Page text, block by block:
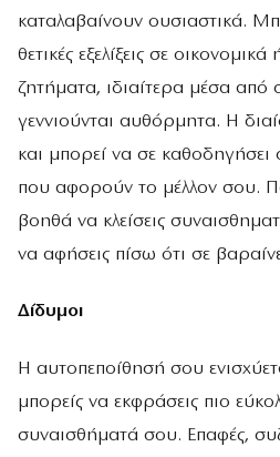
καταλαβαίνουν ουσιαστικά.
θετικές εξελίξεις σε
ζητήματα, ιδιαίτερα μέσα από
γεννιούνται αυθόρμητα. Η
και μπορεί να σε
που αφορούν το μέλλον σου.
βοηθά να κλείσεις
να αφήσεις πίσω ότι σε
Δίδυμοι
Η αυτοπεποίθησή σου
μπορείς να εκφράσεις πιο
συναισθήματά σου. Επαφές,